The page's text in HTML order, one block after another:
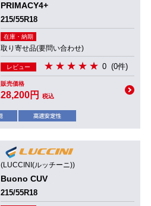
PRIMACY4+
215/55R18
在庫・納期
取り寄せ品(要問い合わせ)
レビュー 0 (0件)
販売価格
28,200円 税込
(LUCCINI(ルッチーニ))
Buono CUV
215/55R18